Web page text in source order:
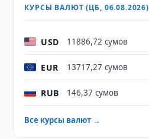
КУРСЫ ВАЛЮТ (ЦБ, 06.08.2026)
USD 11886,72 сумов
EUR 13717,27 сумов
RUB 146,37 сумов
Все курсы валют →